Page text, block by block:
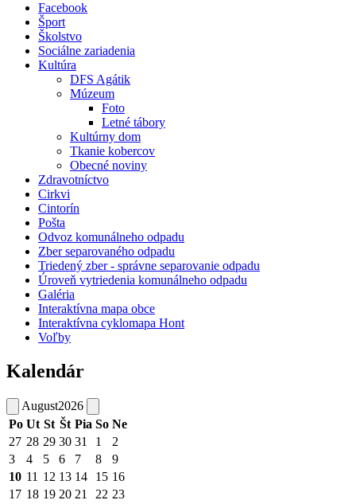
Facebook
Šport
Školstvo
Sociálne zariadenia
Kultúra
DFS Agátik
Múzeum
Foto
Letné tábory
Kultúrny dom
Tkanie kobercov
Obecné noviny
Zdravotníctvo
Cirkvi
Cintorín
Pošta
Odvoz komunálneho odpadu
Zber separovaného odpadu
Triedený zber - správne separovanie odpadu
Úroveň vytriedenia komunálneho odpadu
Galéria
Interaktívna mapa obce
Interaktívna cyklomapa Hont
Voľby
Kalendár
August2026
Po Ut St Št Pia So Ne
27 28 29 30 31 1
2
3
4 5 6 7 8
9
10 11 12 13 14 15 16
17 18 19 20 21 22 23